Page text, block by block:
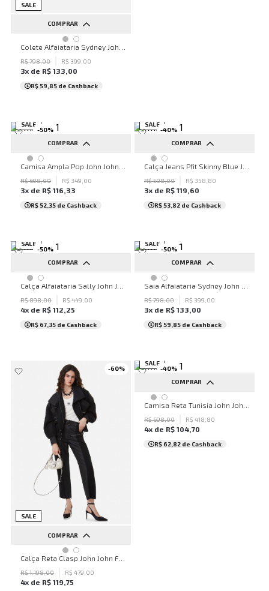
SALE
COMPRAR
PP P M G
R$798,00 R$ 399 00
3x de R$ 133 00
R$ 59,85 de Cashback
SALE
-50%
COMPRAR
PP P M G
R$698,00 R$ 349 00
3x de R$ 116 33
R$ 52,35 de Cashback
SALE
-40%
COMPRAR
32 34 36 38
40
42
46 48
...
R$598,00 R$ 358 80
3x de R$ 119 60
R$ 53,82 de Cashback
SALE
-50%
COMPRAR
34 36 38 40
42
44
46 48 50
R$898,00 R$ 449 00
4x de R$ 112 25
R$ 67,35 de Cashback
SALE
-50%
COMPRAR
34 36 38 40
42
44
46 48 50
R$798,00 R$ 399 00
3x de R$ 133 00
R$ 59,85 de Cashback
SALE
-60%
COMPRAR
32 34 36 38
40
42
44 46 48
...
R$1.198,00 R$ 479 00
4x de R$ 119,75
SALE
-40%
COMPRAR
PP P M G GG
R$698,00 R$ 418 80
4x de R$ 104 70
R$ 62,82 de Cashback